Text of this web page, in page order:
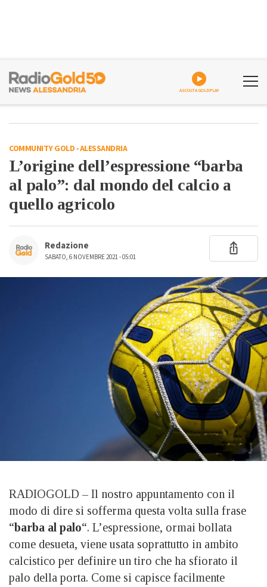
ASCOLTA GOLDPLAY
COMMUNITY GOLD-ALESSANDRIA
L’origine dell’espressione “barba
al palo”: dal mondo del calcio a
quello agricolo
Redazione
SABATO, 6 NOVEMBRE 2021 - 05:01
RADIOGOLD – Il nostro appuntamento con il
modo di dire si sofferma questa volta sulla frase
“barba al palo“. L’espressione, ormai bollata
come desueta, viene usata soprattutto in ambito
calcistico per definire un tiro che ha sfiorato il
palo della porta. Come si capisce facilmente